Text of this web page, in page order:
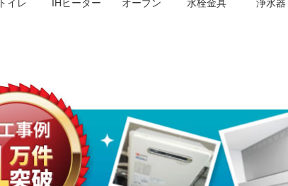
トイレ IHヒーター オーブン 水栓金具 浄水器